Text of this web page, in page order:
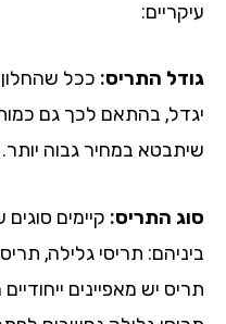
התריס:ככל שהחלון
בהתאם לכך גם כמות
במחיר גבוה יותר.
התריס:קיימים סוגים
תריסי גלילה, תריסי
יש מאפיינים ייחודיים